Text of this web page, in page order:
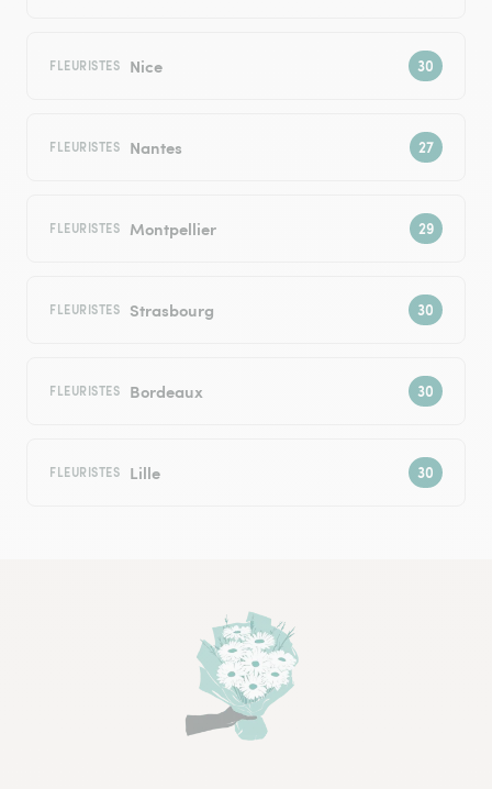
FLEURISTES Nice
FLEURISTES Nantes
FLEURISTES Montpellier
FLEURISTES Strasbourg
FLEURISTES Bordeaux
FLEURISTES Lille